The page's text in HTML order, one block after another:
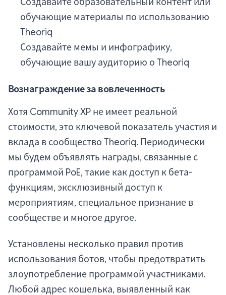
обучающие материалы по использованию
Theoriq
Создавайте мемы и инфографику,
обучающие вашу аудиторию о Theoriq
Вознаграждение за вовлеченность
Хотя Community XP не имеет реальной
стоимости, это ключевой показатель участия и
вклада в сообщество Theoriq. Периодически
мы будем объявлять награды, связанные с
программой PoE, такие как доступ к бета-
функциям, эксклюзивный доступ к
мероприятиям, специальное признание в
сообществе и многое другое.
Установлены несколько правил против
использования ботов, чтобы предотвратить
злоупотребление программой участниками.
Любой адрес кошелька, выявленный как